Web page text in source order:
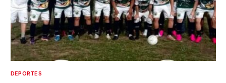
DEPORTES